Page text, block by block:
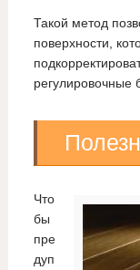
Такой метод
поверхности,
регулировочные
Что
бы
пре
дуп